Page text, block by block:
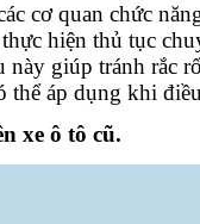
cơ quan chức
hiện thủ tục
giúp tránh rắc
thể áp dụng khi
xe ô tô cũ.